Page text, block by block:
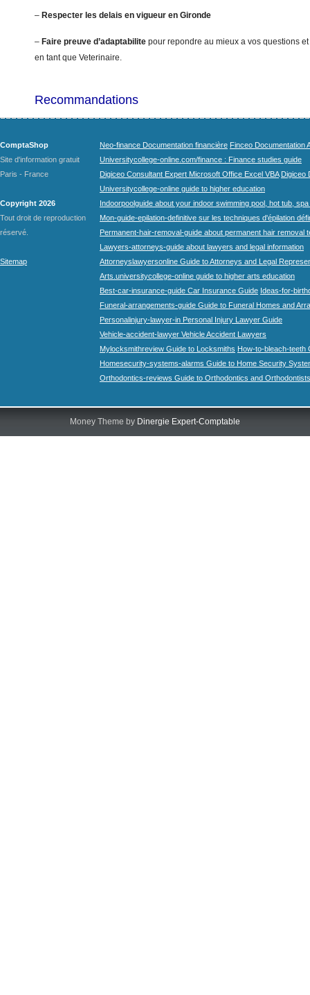
– Respecter les delais en vigueur en Gironde
– Faire preuve d’adaptabilite pour repondre au mieux a vos questions
en tant que Veterinaire.
Recommandations
ComptaShop
Site d'information gratuit
Paris - France
Copyright 2026
Tout droit de reproduction
réservé.
Sitemap
Neo-finance Documentation financière Finceo Documentation
Universitycollege-online.com/finance : Finance studies guide
Digiceo Consultant Expert Microsoft Office Excel VBA Digiceo
Universitycollege-online guide to higher education
Indoorpoolguide about your indoor swimming pool, hot tub,
Mon-guide-epilation-definitive sur les techniques d'épilation
Permanent-hair-removal-guide about permanent hair removal
Lawyers-attorneys-guide about lawyers and legal information
Attorneyslawyersonline Guide to Attorneys and Legal
Arts.universitycollege-online guide to higher arts education
Best-car-insurance-guide Car Insurance Guide Ideas-for-
Funeral-arrangements-guide Guide to Funeral Homes and
Personalinjury-lawyer-in Personal Injury Lawyer Guide
Vehicle-accident-lawyer Vehicle Accident Lawyers
Mylocksmithreview Guide to Locksmiths How-to-bleach-teeth
Homesecurity-systems-alarms Guide to Home Security
Orthodontics-reviews Guide to Orthodontics and Orthodontists
Money Theme by Dinergie Expert-Comptable